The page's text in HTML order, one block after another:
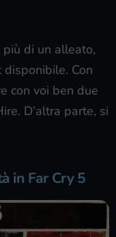
di un alleato,
Con
con voi ben due
D’altra parte, si
in Far Cry 5